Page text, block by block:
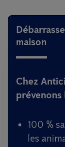
maison
Chez
prévenons
100 %
les